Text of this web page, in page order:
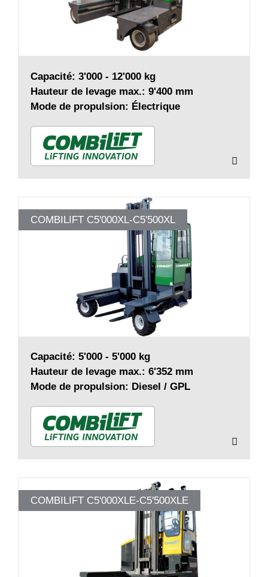
Capacité: 3'000 - 12'000 kg
Hauteur de levage max.: 9'400 mm
Mode de propulsion: Électrique
COMBILIFT C5'000XL-C5'500XL
Capacité: 5'000 - 5'000 kg
Hauteur de levage max.: 6'352 mm
Mode de propulsion: Diesel / GPL
COMBILIFT C5'000XLE-C5'500XLE